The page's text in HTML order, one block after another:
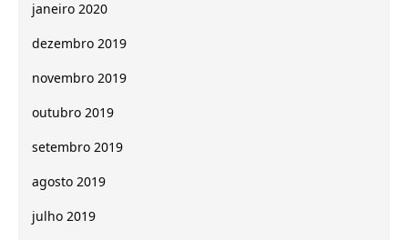
janeiro 2020
dezembro 2019
novembro 2019
outubro 2019
setembro 2019
agosto 2019
julho 2019